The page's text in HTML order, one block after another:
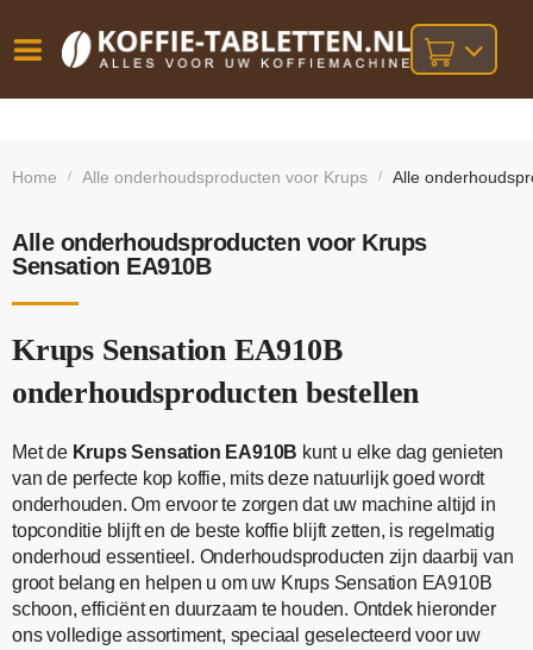
besteld,
bij orders
Home / Alle onderhoudsproducten voor Krups / Alle
Alle onderhoudsproducten voor Krups
Sensation EA910B
Krups Sensation EA910B
onderhoudsproducten bestellen
Met de Krups Sensation EA910B kunt u elke dag genieten
van de perfecte kop koffie, mits deze natuurlijk goed wordt
onderhouden. Om ervoor te zorgen dat uw machine altijd in
topconditie blijft en de beste koffie blijft zetten, is regelmatig
onderhoud essentieel. Onderhoudsproducten zijn daarbij van
groot belang en helpen u om uw Krups Sensation EA910B
schoon, efficiënt en duurzaam te houden. Ontdek hieronder
ons volledige assortiment, speciaal geselecteerd voor uw